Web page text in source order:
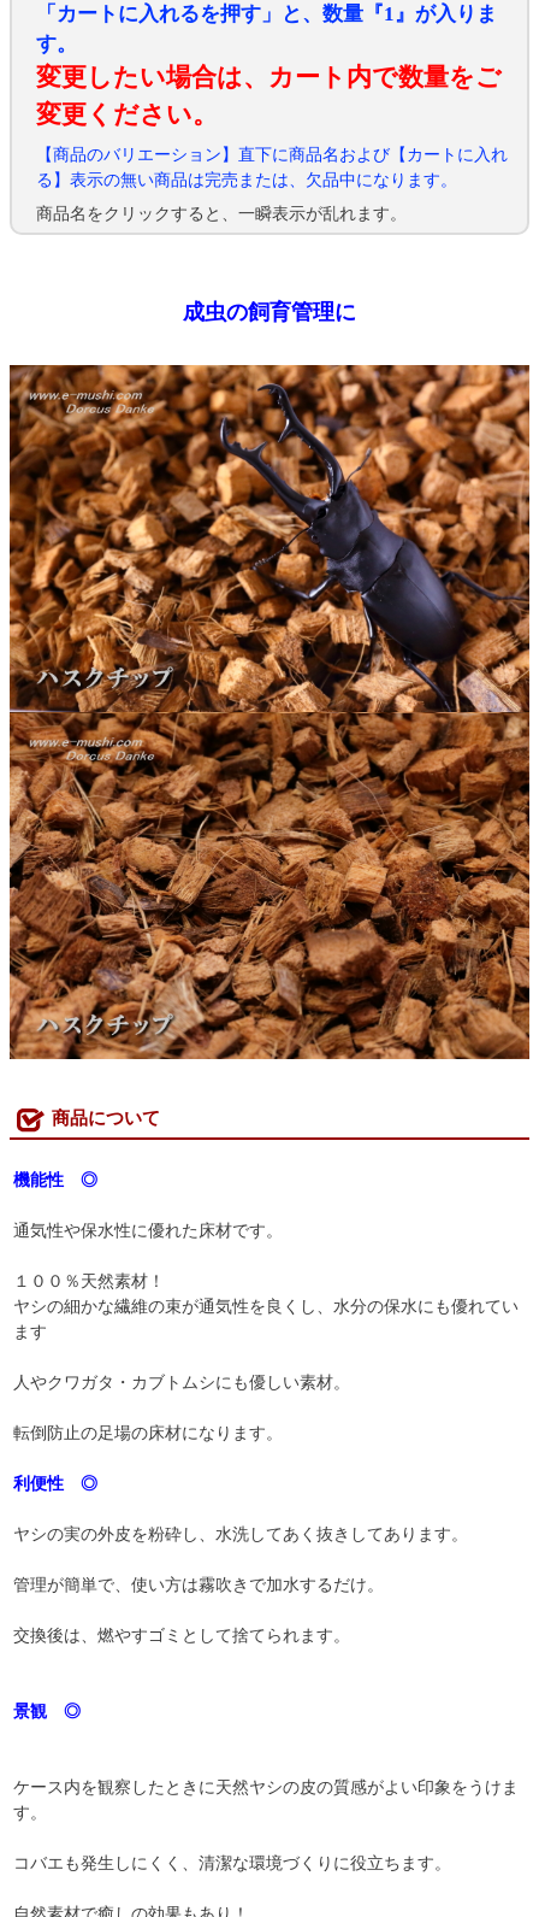
「カートに入れるを押す」と、数量『1』が入りま
す。
変更したい場合は、カート内で数量をご
変更ください。
【商品のバリエーション】直下に商品名および【カートに入れ
る】表示の無い商品は完売または、欠品中になります。
商品名をクリックすると、一瞬表示が乱れます。
成虫の飼育管理に
商品について
機能性 ◎
通気性や保水性に優れた床材です。
１００％天然素材！
ヤシの細かな繊維の束が通気性を良くし、水分の保水にも優れてい
ます
人やクワガタ・カブトムシにも優しい素材。
転倒防止の足場の床材になります。
利便性 ◎
ヤシの実の外皮を粉砕し、水洗してあく抜きしてあります。
管理が簡単で、使い方は霧吹きで加水するだけ。
交換後は、燃やすゴミとして捨てられます。
景観 ◎
ケース内を観察したときに天然ヤシの皮の質感がよい印象をうけま
す。
コバエも発生しにくく、清潔な環境づくりに役立ちます。